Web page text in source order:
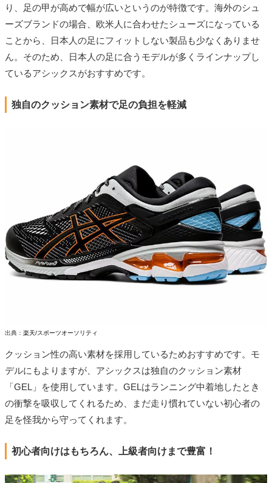
り、足の甲が高めで幅が広いというのが特徴です。海外のシュ
ーズブランドの場合、欧米人に合わせたシューズになっている
ことから、日本人の足にフィットしない製品も少なくありませ
ん。そのため、日本人の足に合うモデルが多くラインナップし
ているアシックスがおすすめです。
独自のクッション素材で足の負担を軽減
出典： 楽天/スポーツオーソリティ
クッション性の高い素材を採用しているためおすすめです。モ
デルにもよりますが、アシックスは独自のクッション素材
「GEL」を使用しています。GELはランニング中着地したとき
の衝撃を吸収してくれるため、まだ走り慣れていない初心者の
足を怪我から守ってくれます。
初心者向けはもちろん、上級者向けまで豊富！